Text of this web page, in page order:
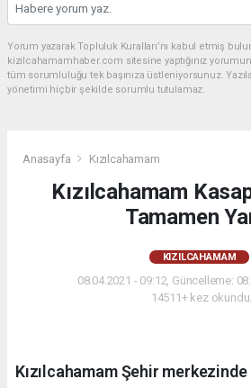
Yorum yazarak Topluluk Kuralları’nı kabul etmiş
kizilcahamamhaber.com sitesine yaptığınız
tüm sorumluluğu tek başınıza üstleniyorsunuz.
yönetimi hiçbir şekilde sorumlu tutulamaz.
Anasayfa Kızılcahamam
Kızılcahamam
Tamamen
KIZILCAHAMAM
08.04.2021 - 09:12, Güncelleme:
14511+ kez okundu.
Kızılcahamam Şehir